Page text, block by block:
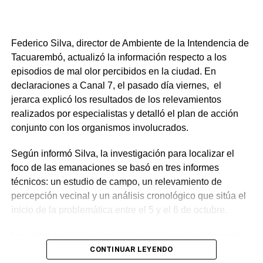
Además, el intendente recordó la lucha por el Liceo,
fundamental para que los jóvenes no tengan que emigrar
para estudiar. Asimismo, anunció que el esperado
Polideportivo será inaugurado “en no más de 3 meses”,
sumándose a mejoras previas como la piscina y la plaza.
Portal del Norte
CURTINA
NO SE PIERDA
Ambiente informa sobre el origen de los olores
Federico Silva, director de Ambiente de la Intendencia de
Tacuarembó, actualizó la información respecto a los
episodios de mal olor percibidos en la ciudad. En
declaraciones a Canal 7, el pasado día viernes, el
jerarca explicó los resultados de los relevamientos
realizados por especialistas y detalló el plan de acción
conjunto con los organismos involucrados.
Según informó Silva, la investigación para localizar el
foco de las emanaciones se basó en tres informes
técnicos: un estudio de campo, un relevamiento de
percepción vecinal y un análisis cronológico que sitúa el
inicio de la problemática entre el 5 y el 6 de octubre.
factores múltiples: Como causa principal, se detectó un
CONTINUAR LEYENDO